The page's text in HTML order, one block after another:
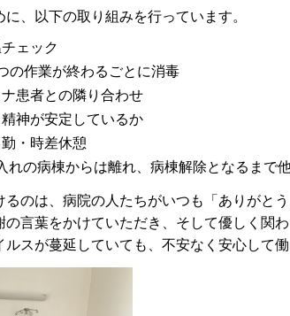
、以下の取り組みを行っています。
ェック
の作業が終わるごとに消毒
患者との隣り合わせ
神が安定しているか
・時差休憩
れの病棟からは離れ、病棟解除となるまで
のは、病院の人たちがいつも「ありがとう
言葉をかけていただき、そして優しく関
スが蔓延していても、不安なく安心して働